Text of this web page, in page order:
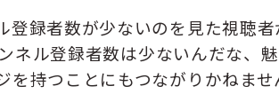
登録者数が少ないのを見た視聴
ネル登録者数は少ないんだな、
持つことにもつながりかねませ